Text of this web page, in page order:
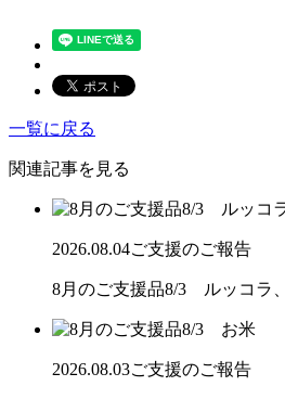
一覧に戻る
関連記事を見る
2026.08.04ご支援のご報告
8月のご支援品8/3 ルッコラ
2026.08.03ご支援のご報告